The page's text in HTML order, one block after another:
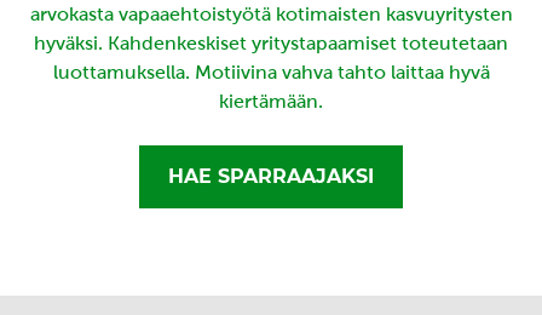
arvokasta vapaaehtoistyötä kotimaisten kasvuyritysten
hyväksi. Kahdenkeskiset yritystapaamiset toteutetaan
luottamuksella. Motiivina vahva tahto laittaa hyvä
kiertämään.
HAE SPARRAAJAKSI